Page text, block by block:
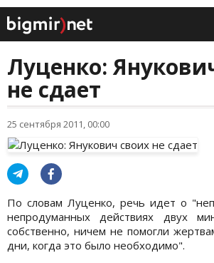
Луценко:
не сдает
25 сентября 2011, 00:00
По словам Луценко, речь идет о
непродуманных действиях двух
собственно, ничем не помогли
дни, когда это было необходимо".